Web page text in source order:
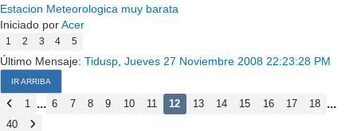
Estacion Meteorologica muy barata
Iniciado porAcer
1 2 3 4 5
Último Mensaje: Tidusp, Jueves 27 Noviembre 2008 22:23:28 PM
IR ARRIBA
1 ... 6 7 8 9 10 11 12 13 14 15 16 17 18 ...
40